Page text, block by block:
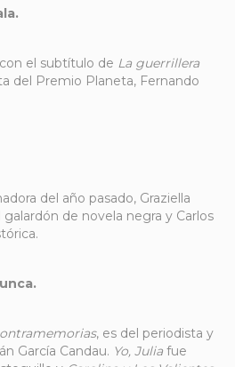
con el subtítulo de La guerrillera
del Premio Planeta, Fernando
del año pasado, Graziella
de novela negra y Carlos
, es del periodista y
García Candau. Yo, Julia fue